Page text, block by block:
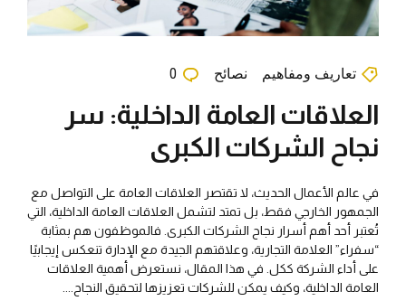
تعاريف ومفاهيم نصائح 0
العلاقات العامة الداخلية: سر
نجاح الشركات الكبرى
في عالم الأعمال الحديث، لا تقتصر العلاقات العامة على التواصل مع
الجمهور الخارجي فقط، بل تمتد لتشمل العلاقات العامة الداخلية، التي
تُعتبر أحد أهم أسرار نجاح الشركات الكبرى. فالموظفون هم بمثابة
“سفراء” العلامة التجارية، وعلاقتهم الجيدة مع الإدارة تنعكس إيجابيًا
على أداء الشركة ككل. في هذا المقال، نستعرض أهمية العلاقات
العامة الداخلية، وكيف يمكن للشركات تعزيزها لتحقيق النجاح....